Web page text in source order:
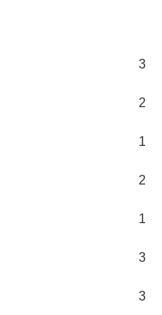
3
2
1
2
1
3
3